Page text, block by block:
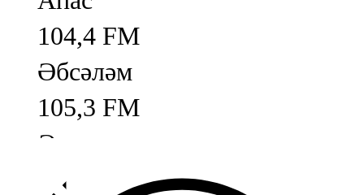
104,4 FM
Әбсәләм
105,3 FM
Әлмәт
92,9 FM